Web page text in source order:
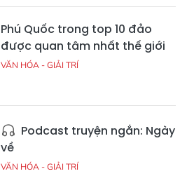
Phú Quốc trong top 10 đảo
được quan tâm nhất thế giới
VĂN HÓA - GIẢI TRÍ
Podcast truyện ngắn: Ngày
về
VĂN HÓA - GIẢI TRÍ